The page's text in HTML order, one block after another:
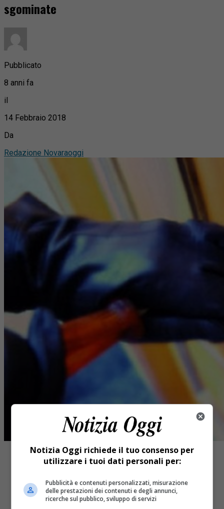
sgominate
Pubblicato
8 anni fa
il
14 Febbraio 2018
Da
Redazione Novaraoggi
Share
Tweet
Notizia Oggi richiede il tuo consenso per
utilizzare i tuoi dati personali per:
Pubblicità e contenuti personalizzati, misurazione
delle prestazioni dei contenuti e degli annunci,
ricerche sul pubblico, sviluppo di servizi